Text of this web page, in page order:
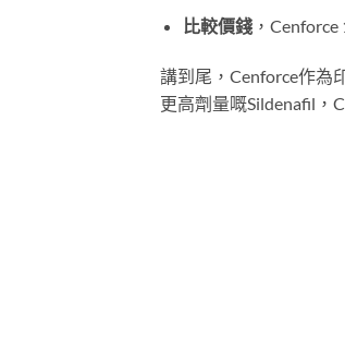
比較價錢，Cenforce
講到尾，Cenforce作為
更高劑量嘅Sildenafil，